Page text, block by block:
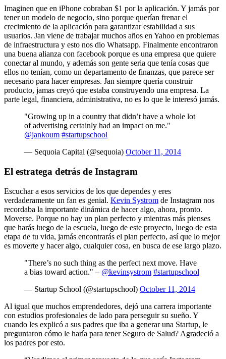
Imaginen que en iPhone cobraban $1 por la aplicación. Y jamás por
tener un modelo de negocio, sino porque querían frenar el
crecimiento de la aplicación para garantizar estabilidad a sus
usuarios. Jan viene de trabajar muchos años en Yahoo en problemas
de infraestructura y esto nos dio Whatsapp. Finalmente encontraron
una buena alianza con facebook porque es una empresa que quiere
conectar al mundo, y además son gente seria que tenía cosas que
ellos no tenían, como un departamento de finanzas, que parece ser
necesario para hacer empresas. Jan siempre quería construir
producto, jamas creyó que estaba construyendo una empresa. La
parte legal, financiera, administrativa, no es lo que le interesó jamás.
"Growing up in a country that didn’t have a whole lot
of advertising certainly had an impact on me."
@jankoum #startupschool
— Sequoia Capital (@sequoia) October 11, 2014
El estratega detrás de Instagram
Escuchar a esos servicios de los que dependes y eres
verdaderamente un fan es genial. Kevin Systrom de Instagram nos
recordaba la importante dinámica de hacer algo, ahora, pronto.
Moverse. Porque no hay un plan perfecto y mientras más pienses
que harás luego de la escuela, luego de este proyecto, luego de esta
etapa de tu vida, jamás encontrarás el plan perfecto, así que lo mejor
es moverte y hacer algo, cualquier cosa, en busca de ese largo plazo.
"There’s no such thing as the perfect next move. Have
a bias toward action." – @kevinsystrom #startupschool
— Startup School (@startupschool) October 11, 2014
Al igual que muchos emprendedores, dejó una carrera importante
con estudios profesionales de lado para perseguir su sueño. Y
cuando les explicó a sus padres que iba a generar una Startup, le
preguntaron cómo le haría para tener Seguro de Salud? Agradeció a
los padres por esto.